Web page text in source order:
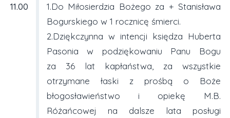
11.00
1.Do Miłosierdzia Bożego za + Stanisława
Bogurskiego w 1 rocznicę śmierci.
2.Dziękczynna w intencji księdza Huberta
Pasonia w podziękowaniu Panu Bogu
za 36 lat kapłaństwa, za wszystkie
otrzymane łaski z prośbą o Boże
błogosławieństwo i opiekę M.B.
Różańcowej na dalsze lata posługi